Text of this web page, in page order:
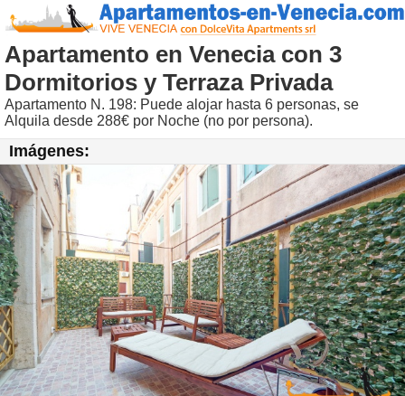
Apartamento en Venecia con 3
Dormitorios y Terraza Privada
Apartamento N. 198: Puede alojar hasta 6 personas, se
Alquila desde 288€ por Noche (no por persona).
Imágenes: